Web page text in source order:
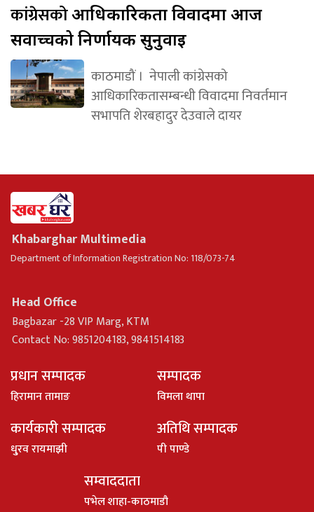
कांग्रेसकोआधिकारिकता विवादमा आज
सर्वोच्चको निर्णायक सुनुवाइ
काठमाडौं । नेपाली कांग्रेसको
आधिकारिकतासम्बन्धी विवादमा निवर्तमान
सभापति शेरबहादुर देउवाले दायर
Khabarghar Multimedia
Department of Information Registration No: 118/073-74
Head Office
Bagbazar -28 VIP Marg, KTM
Contact No: 9851204183, 9841514183
प्रधान सम्पादक
हिरामान तामाङ
सम्पादक
विमला थापा
कार्यकारी सम्पादक
धु्रव रायमाझी
अतिथि सम्पादक
पी पाण्डे
सम्वाददाता
पभेल शाहा-काठमाडौ